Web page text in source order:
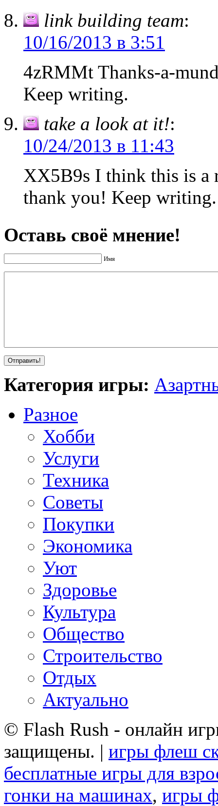
link building team:
10/16/2013 в 3:51
4zRMMt Thanks-a-
Keep writing.
take a look at it!:
10/24/2013 в 11:43
XX5B9s I think this is a
thank you! Keep writing.
Оставь своё мнение!
Имя
Категория игры:
Разное
Хобби
Услуги
Техника
Советы
Покупки
Экономика
Уют
Здоровье
Культура
Общество
Строительство
Отдых
Актуально
© Flash Rush - онлайн
защищены. | игры флеш
бесплатные игры для
гонки на машинах, игры